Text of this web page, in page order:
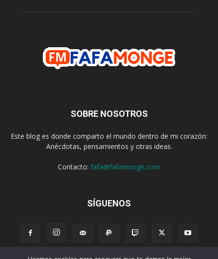
SOBRE NOSOTROS
Este blog es donde comparto el mundo dentro de mi corazón:
Anécdotas, pensamientos y otras ideas.
Contacto: fafa@fafamonge.com
SÍGUENOS